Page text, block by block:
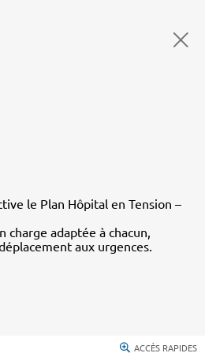
le Plan Hôpital en Tension –
charge adaptée à chacun,
aux urgences.
ACCÈS RAPIDES